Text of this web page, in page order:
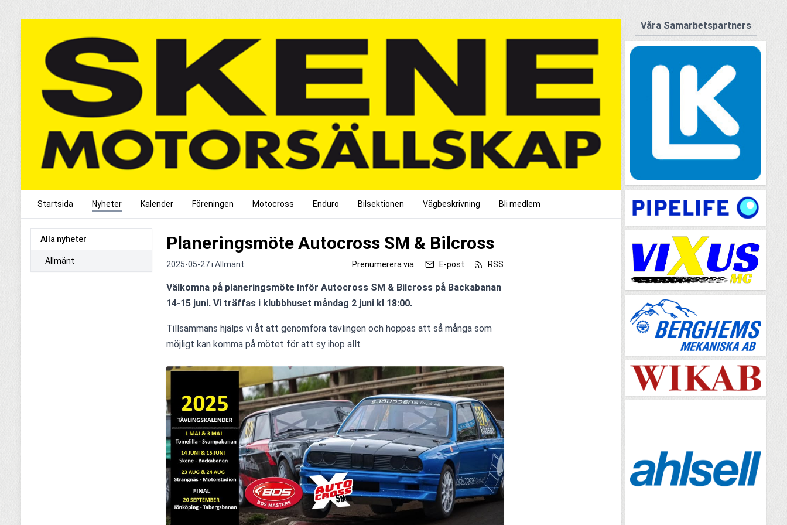
Startsida Nyheter Kalender Föreningen Motocross Enduro Bilsektionen Vägbeskrivning Bli medlem
Alla nyheter
Allmänt
Planeringsmöte Autocross SM & Bilcross
2025-05-27 i Allmänt Prenumerera via: E-post RSS
Välkomna på planeringsmöte inför Autocross SM & Bilcross på Backabanan
14-15 juni. Vi träffas i klubbhuset måndag 2 juni kl 18:00.
Tillsammans hjälps vi åt att genomföra tävlingen och hoppas att så många som
möjligt kan komma på mötet för att sy ihop allt
Våra Samarbetspartners